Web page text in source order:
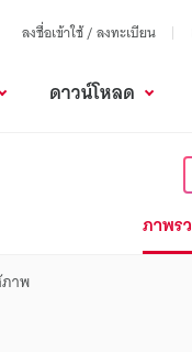
ลงชื่อเข้าใช้ / ลงทะเบียน
ดาวน์โหลด
ภาพร
ภาพ